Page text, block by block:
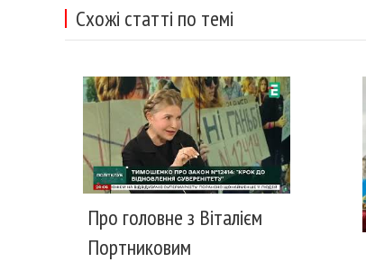
Схожі статті по темі
Про головне з Віталієм
Портниковим